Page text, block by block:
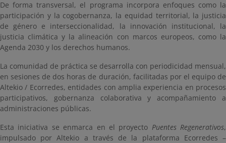
De forma transversal, el programa incorpora enfoques como la
participación y la cogobernanza, la equidad territorial, la justicia
de género e interseccionalidad, la innovación institucional, la
justicia climática y la alineación con marcos europeos, como la
Agenda 2030 y los derechos humanos.
La comunidad de práctica se desarrolla con periodicidad mensual,
en sesiones de dos horas de duración, facilitadas por el equipo de
Altekio / Ecorredes, entidades con amplia experiencia en procesos
participativos, gobernanza colaborativa y acompañamiento a
administraciones públicas.
Esta iniciativa se enmarca en el proyecto Puentes Regenerativos,
impulsado por Altekio a través de la plataforma Ecorredes –